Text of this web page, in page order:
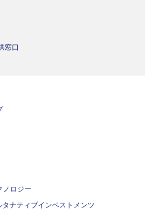
窓口
ノロジー
ナティブインベストメンツ